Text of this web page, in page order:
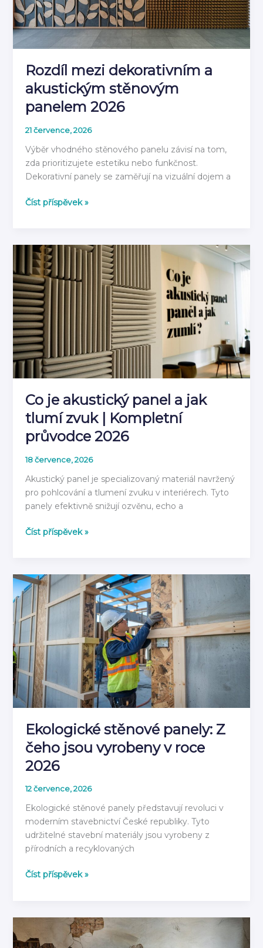
rok
2026
Rozdíl mezi dekorativním a
akustickým stěnovým
panelem 2026
21 července, 2026
Výběr vhodného stěnového panelu závisí na tom,
zda prioritizujete estetiku nebo funkčnost.
Dekorativní panely se zaměřují na vizuální dojem a
Rozdíl
a
akustickým
stěnovým
panelem
2026
Číst příspěvek »
Co je akustický panel a jak
tlumí zvuk | Kompletní
průvodce 2026
18 července, 2026
Akustický panel je specializovaný materiál navržený
pro pohlcování a tlumení zvuku v interiérech. Tyto
panely efektivně snižují ozvěnu, echo a
Co
a
jak
tlumí
zvuk
Kompletní
průvodce
2026
Číst příspěvek »
Ekologické stěnové panely: Z
čeho jsou vyrobeny v roce
2026
12 července, 2026
Ekologické stěnové panely představují revoluci v
moderním stavebnictví České republiky. Tyto
udržitelné stavební materiály jsou vyrobeny z
přírodních a recyklovaných
Ekologické
jsou
Číst příspěvek »